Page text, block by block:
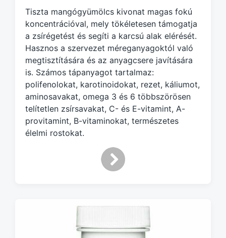
d
w
i
t
h
Tiszta mangógyümölcs kivonat magas fokú
koncentrációval, mely tökéletesen támogatja
a zsírégetést és segíti a karcsú alak elérését.
Hasznos a szervezet méreganyagoktól való
megtisztítására és az anyagcsere javítására
is. Számos tápanyagot tartalmaz:
polifenolokat, karotinoidokat, rezet, káliumot,
aminosavakat, omega 3 és 6 többszörösen
telítetlen zsírsavakat, C- és E-vitamint, A-
provitamint, B-vitaminokat, természetes
élelmi rostokat.